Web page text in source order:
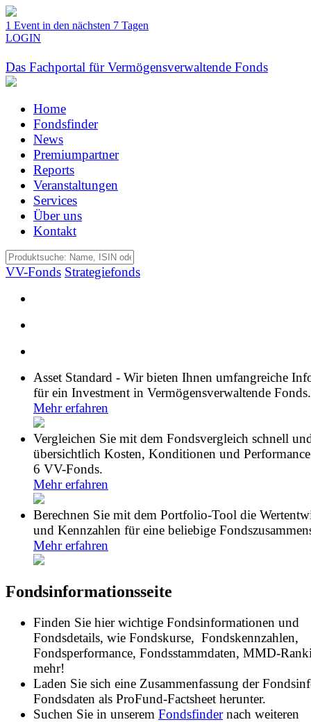
1 Event in den nächsten 7 Tagen
LOGIN
Das Fachportal für Vermögensverwaltende Fonds
Home
Fondsfinder
News
Premiumpartner
Reports
Veranstaltungen
Services
Über uns
Kontakt
VV-Fonds Strategiefonds
Asset Standard - Wir bieten Ihnen umfangreiche
für ein Investment in Vermögensverwaltende Fonds.
Mehr erfahren
Vergleichen Sie mit dem Fondsvergleich schnell
übersichtlich Kosten, Konditionen und
6 VV-Fonds.
Mehr erfahren
Berechnen Sie mit dem Portfolio-Tool die
und Kennzahlen für eine beliebige
Mehr erfahren
Fondsinformationsseite
Finden Sie hier wichtige Fondsinformationen und
Fondsdetails, wie Fondskurse, Fondskennzahlen,
Fondsperformance, Fondsstammdaten, MMD-
mehr!
Laden Sie sich eine Zusammenfassung der
Fondsdaten als ProFund-Factsheet herunter.
Suchen Sie in unserem Fondsfindernach weiteren